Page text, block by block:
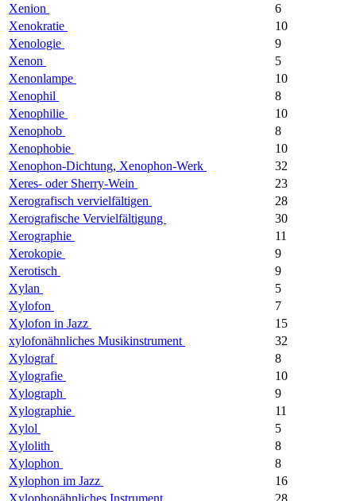
Xenion
6
Xenokratie
10
Xenologie
9
Xenon
5
Xenonlampe
10
Xenophil
8
Xenophilie
10
Xenophob
8
Xenophobie
10
Xenophon-Dichtung, Xenophon-Werk
32
Xeres- oder Sherry-Wein
23
Xerografisch vervielfältigen
28
Xerografische Vervielfältigung
30
Xerographie
11
Xerokopie
9
Xerotisch
9
Xylan
5
Xylofon
7
Xylofon in Jazz
15
xylofonähnliches Musikinstrument
32
Xylograf
8
Xylografie
10
Xylograph
9
Xylographie
11
Xylol
5
Xylolith
8
Xylophon
8
Xylophon im Jazz
16
Xylophonähnliches Instrument
28